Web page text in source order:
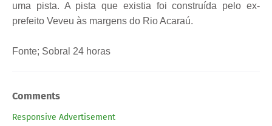
uma pista. A pista que existia foi construída pelo ex-
prefeito Veveu às margens do Rio Acaraú.
Fonte; Sobral 24 horas
Comments
Responsive Advertisement